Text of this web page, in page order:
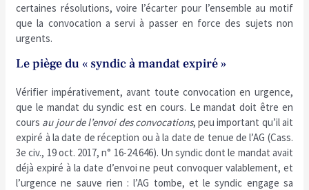
certaines résolutions, voire l’écarter pour l’ensemble au motif
que la convocation a servi à passer en force des sujets non
urgents.
Le piège du « syndic à mandat expiré »
Vérifier impérativement, avant toute convocation en urgence,
que le mandat du syndic est en cours. Le mandat doit être en
cours au jour de l’envoi des convocations, peu important qu’il ait
expiré à la date de réception ou à la date de tenue de l’AG (Cass.
3e civ., 19 oct. 2017, n° 16-24.646). Un syndic dont le mandat avait
déjà expiré à la date d’envoi ne peut convoquer valablement, et
l’urgence ne sauve rien : l’AG tombe, et le syndic engage sa